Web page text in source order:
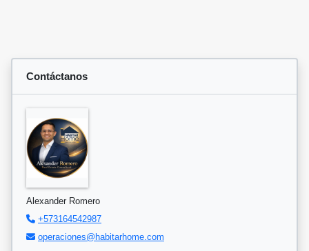
Contáctanos
Alexander Romero
+573164542987
operaciones@habitarhome.com